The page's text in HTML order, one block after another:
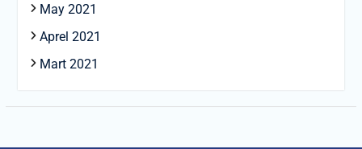
May 2021
Aprel 2021
Mart 2021